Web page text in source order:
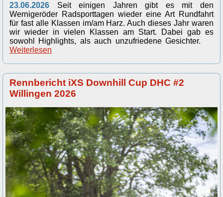
23.06.2026
Seit einigen Jahren gibt es mit den
Wernigeröder Radsporttagen wieder eine Art Rundfahrt
für fast alle Klassen im/am Harz. Auch dieses Jahr waren
wir wieder in vielen Klassen am Start. Dabei gab es
sowohl Highlights, als auch unzufriedene Gesichter.
Weiterlesen
Rennbericht iXS Downhill Cup DHC #2
Willingen 2026